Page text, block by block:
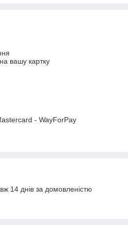
вашу картку
- WayForPay
14 днів за домовленістю